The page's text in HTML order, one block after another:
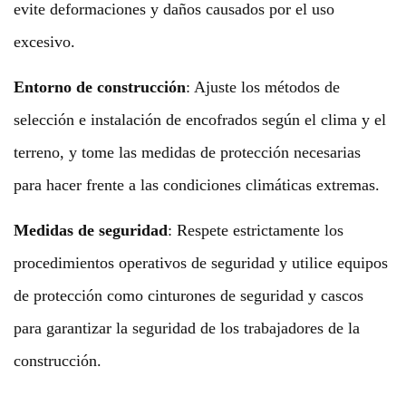
evite deformaciones y daños causados por el uso
excesivo.
Entorno de construcción: Ajuste los métodos de
selección e instalación de encofrados según el clima y el
terreno, y tome las medidas de protección necesarias
para hacer frente a las condiciones climáticas extremas.
Medidas de seguridad: Respete estrictamente los
procedimientos operativos de seguridad y utilice equipos
de protección como cinturones de seguridad y cascos
para garantizar la seguridad de los trabajadores de la
construcción.